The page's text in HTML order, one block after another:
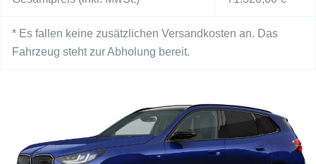
* Es fallen keine zusätzlichen Versandkosten an. Das
Fahrzeug steht zur Abholung bereit.